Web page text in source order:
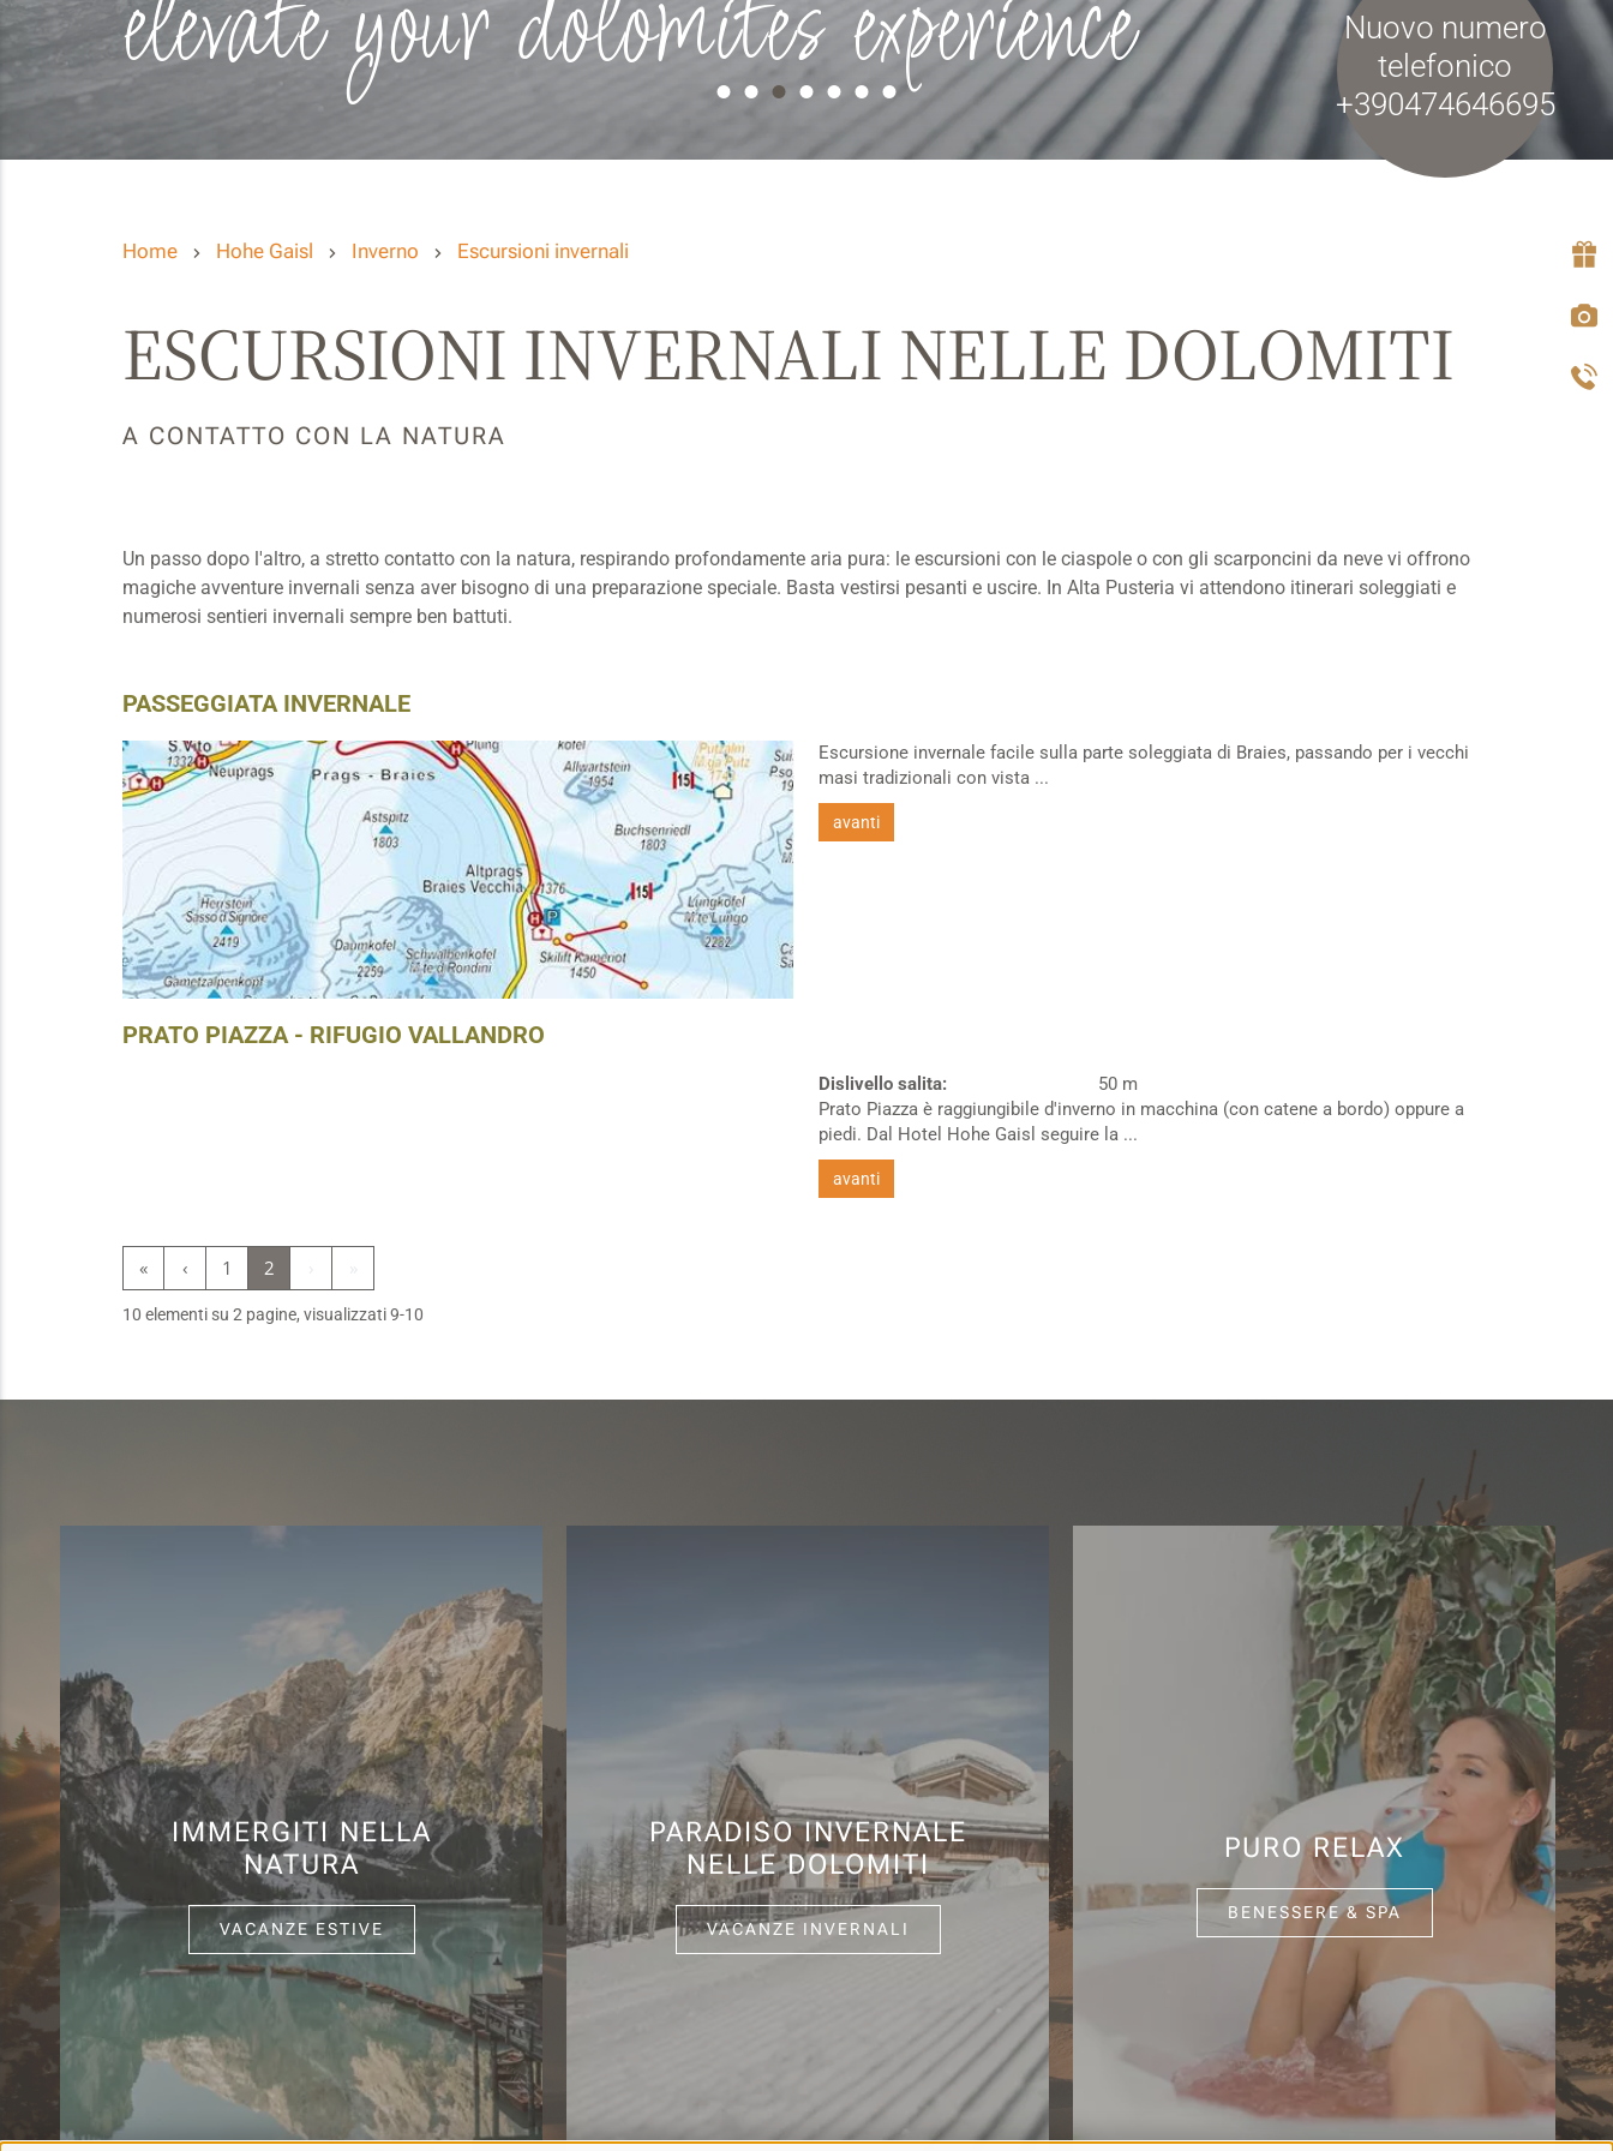
elevate your dolomites experience
Nuovo numero
telefonico
+390474646695
Home Hohe Gaisl Inverno Escursioni invernali
ESCURSIONI INVERNALI NELLE DOLOMITI
A CONTATTO CON LA NATURA
Un passo dopo l'altro, a stretto contatto con la natura, respirando profondamente aria pura: le escursioni con le ciaspole o con gli scarponcini da neve vi offrono
magiche avventure invernali senza aver bisogno di una preparazione speciale. Basta vestirsi pesanti e uscire. In Alta Pusteria vi attendono itinerari soleggiati e
numerosi sentieri invernali sempre ben battuti.
PASSEGGIATA INVERNALE
Escursione invernale facile sulla parte soleggiata di Braies, passando per i vecchi
masi tradizionali con vista ...
avanti
PRATO PIAZZA - RIFUGIO VALLANDRO
Dislivello salita:
50 m
Prato Piazza è raggiungibile d'inverno in macchina (con catene a bordo) oppure a
piedi. Dal Hotel Hohe Gaisl seguire la ...
avanti
« ‹ 1 2
10 elementi su 2 pagine, visualizzati 9-10
IMMERGITI NELLA
NATURA
VACANZE ESTIVE
PARADISO INVERNALE
NELLE DOLOMITI
VACANZE INVERNALI
PURO RELAX
BENESSERE & SPA